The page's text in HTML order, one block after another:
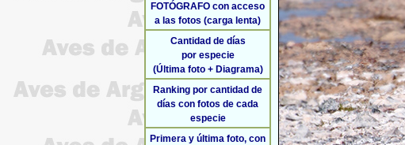
FOTÓGRAFO con acceso
a las fotos (carga lenta)
Cantidad de días
por especie
(Última foto + Diagrama)
Ranking por cantidad de
días con fotos de cada
especie
Primera y última foto, con